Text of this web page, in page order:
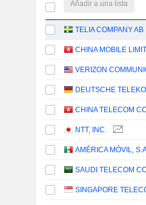
Añadir a una lista
TELIA COMPANY AB
CHINA MOBILE
VERIZON
DEUTSCHE
NTT, INC.
AMÉRICA MÓVIL,
SAUDI TELECOM